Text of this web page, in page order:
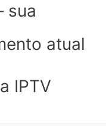
sua
atual
IPTV